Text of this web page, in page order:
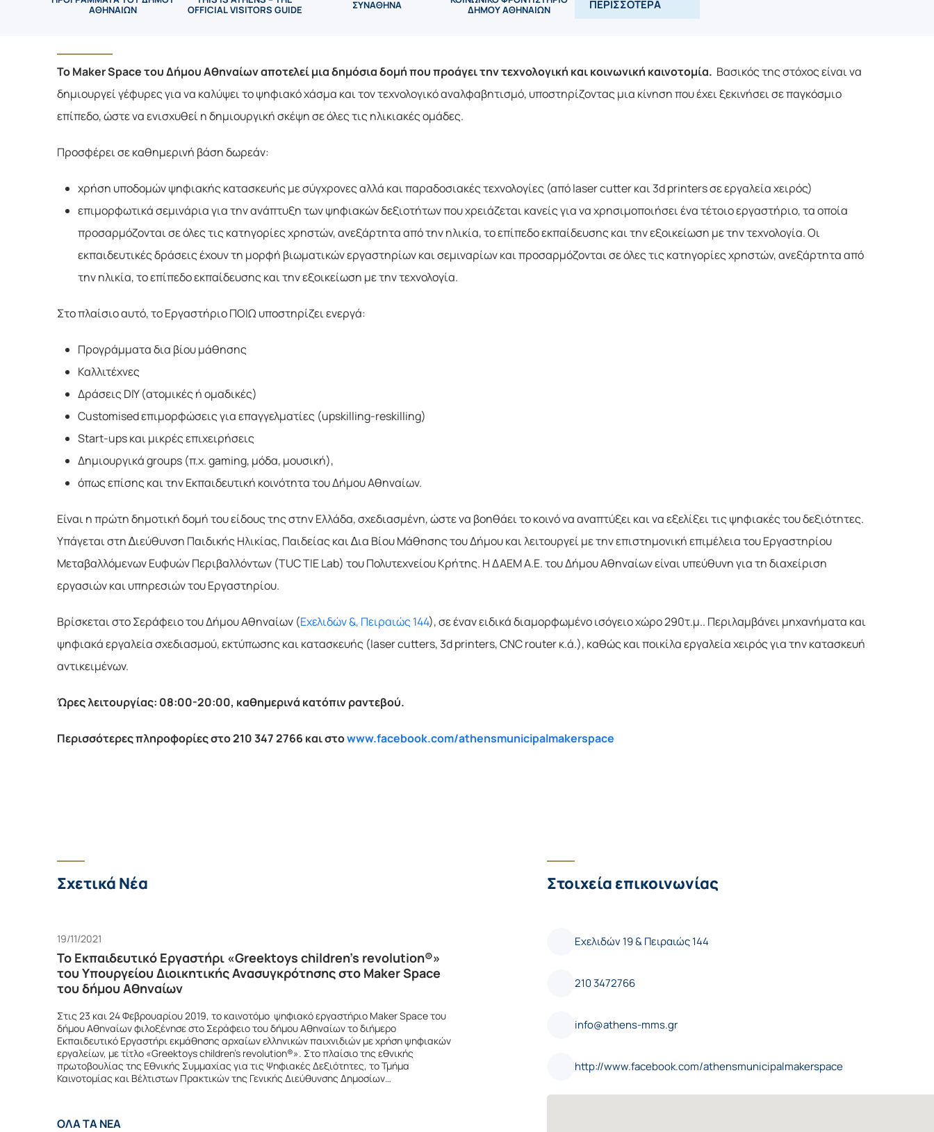
To Maker Space του Δήμου Αθηναίων αποτελεί μια δημόσια δομή που προάγει την τεχνολογική και κοινωνική καινοτομία. Βασικός της στόχος είναι να
δημιουργεί γέφυρες για να καλύψει το ψηφιακό χάσμα και τον τεχνολογικό αναλφαβητισμό, υποστηρίζοντας μια κίνηση που έχει ξεκινήσει σε παγκόσμιο
επίπεδο, ώστε να ενισχυθεί η δημιουργική σκέψη σε όλες τις ηλικιακές ομάδες.
Προσφέρει σε καθημερινή βάση δωρεάν:
χρήση υποδομών ψηφιακής κατασκευής με σύγχρονες αλλά και παραδοσιακές τεχνολογίες (από laser cutter και 3d printers σε εργαλεία χειρός)
επιμορφωτικά σεμινάρια για την ανάπτυξη των ψηφιακών δεξιοτήτων που χρειάζεται κανείς για να χρησιμοποιήσει ένα τέτοιο εργαστήριο, τα οποία
προσαρμόζονται σε όλες τις κατηγορίες χρηστών, ανεξάρτητα από την ηλικία, το επίπεδο εκπαίδευσης και την εξοικείωση με την τεχνολογία. Οι
εκπαιδευτικές δράσεις έχουν τη μορφή βιωματικών εργαστηρίων και σεμιναρίων και προσαρμόζονται σε όλες τις κατηγορίες χρηστών, ανεξάρτητα από
την ηλικία, το επίπεδο εκπαίδευσης και την εξοικείωση με την τεχνολογία.
Στο πλαίσιο αυτό, το Εργαστήριο ΠΟΙΩ υποστηρίζει ενεργά:
Προγράμματα δια βίου μάθησης
Καλλιτέχνες
Δράσεις DIY (ατομικές ή ομαδικές)
Customised επιμορφώσεις για επαγγελματίες (upskilling-reskilling)
Start-ups και μικρές επιχειρήσεις
Δημιουργικά groups (π.χ. gaming, μόδα, μουσική),
όπως επίσης και την Εκπαιδευτική κοινότητα του Δήμου Αθηναίων.
Είναι η πρώτη δημοτική δομή του είδους της στην Ελλάδα, σχεδιασμένη, ώστε να βοηθάει το κοινό να αναπτύξει και να εξελίξει τις ψηφιακές του δεξιότητες.
Υπάγεται στη ∆ιεύθυνση Παιδικής Ηλικίας, Παιδείας και ∆ια Βίου Μάθησης του Δήμου και λειτουργεί με την επιστημονική επιμέλεια του Εργαστηρίου
Μεταβαλλόμενων Ευφυών Περιβαλλόντων (TUC ΤΙΕ Lab) του Πολυτεχνείου Κρήτης. Η ΔΑΕΜ Α.Ε. του Δήμου Αθηναίων είναι υπεύθυνη για τη διαχείριση
εργασιών και υπηρεσιών του Εργαστηρίου.
Βρίσκεται στο Σεράφειο του Δήμου Αθηναίων (Εχελιδών &, Πειραιώς 144), σε έναν ειδικά διαμορφωμένο ισόγειο χώρο 290τ.μ.. Περιλαμβάνει μηχανήματα και
ψηφιακά εργαλεία σχεδιασμού, εκτύπωσης και κατασκευής (laser cutters, 3d printers, CNC router κ.ά.), καθώς και ποικίλα εργαλεία χειρός για την κατασκευή
αντικειμένων.
Ώρες λειτουργίας: 08:00-20:00, καθημερινά κατόπιν ραντεβού.
Περισσότερες πληροφορίες στο 210 347 2766 και στο www.facebook.com/athensmunicipalmakerspace
ΑΘΗΝΑΙΩΝ
OFFICIAL VISITORS GUIDE
ΣΥΝΑΘΗΝΑ
ΔΗΜΟΥ ΑΘΗΝΑΙΩΝ
ΠΕΡΙΣΣΟΤΕΡΑ
Σχετικά Νέα
19/11/2021
Το Εκπαιδευτικό Εργαστήρι «Greektoys children’s revolution®»
του Υπουργείου Διοικητικής Ανασυγκρότησης στο Maker Space
του δήμου Αθηναίων
Στις 23 και 24 Φεβρουαρίου 2019, το καινοτόμο ψηφιακό εργαστήριο Maker Space του
δήμου Αθηναίων φιλοξένησε στο Σεράφειο του δήμου Αθηναίων το διήμερο
Εκπαιδευτικό Εργαστήρι εκμάθησης αρχαίων ελληνικών παιχνιδιών με χρήση ψηφιακών
εργαλείων, με τίτλο «Greektoys children’s revolution®». Στο πλαίσιο της εθνικής
πρωτοβουλίας της Εθνικής Συμμαχίας για τις Ψηφιακές Δεξιότητες, το Τμήμα
Καινοτομίας και Βέλτιστων Πρακτικών της Γενικής Διεύθυνσης Δημοσίων…
ΟΛΑ ΤΑ ΝΕΑ
Στοιχεία επικοινωνίας
Εχελιδών 19 & Πειραιώς 144
210 3472766
info@athens-mms.gr
http://www.facebook.com/athensmunicipalmakerspace